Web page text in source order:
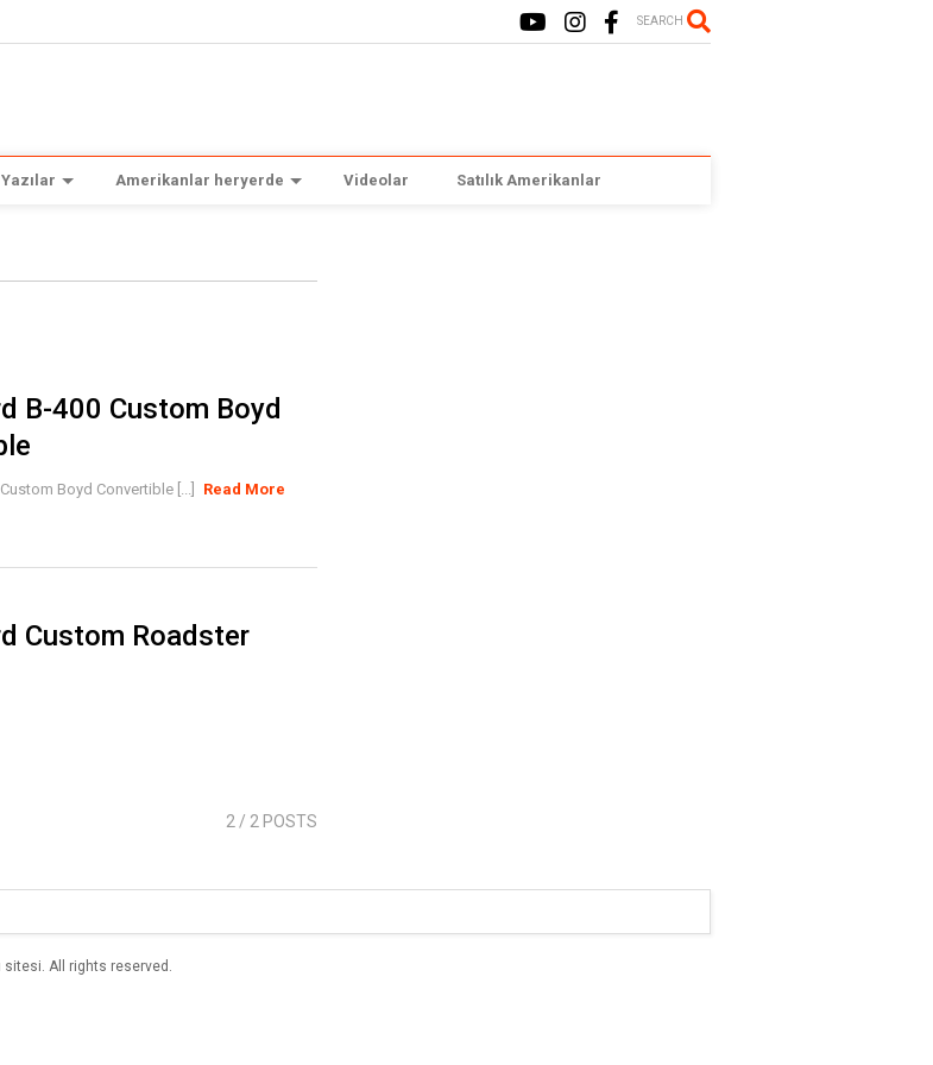
SEARCH
Yazılar Amerikanlar heryerde Videolar Satılık Amerikanlar
B-400 Custom Boyd
Boyd Convertible [...] Read More
Custom Roadster
2 / 2 POSTS
sitesi. All rights reserved.